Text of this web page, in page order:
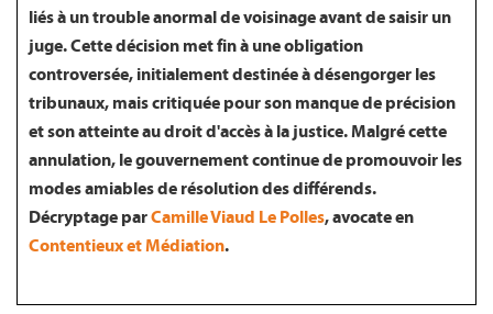
liés à un trouble anormal de voisinage avant de saisir un
juge. Cette décision met fin à une obligation
controversée, initialement destinée à désengorger les
tribunaux, mais critiquée pour son manque de précision
et son atteinte au droit d'accès à la justice. Malgré cette
annulation, le gouvernement continue de promouvoir les
modes amiables de résolution des différends.
Décryptage parCamille Viaud Le Polles, avocate en
Contentieux et Médiation.